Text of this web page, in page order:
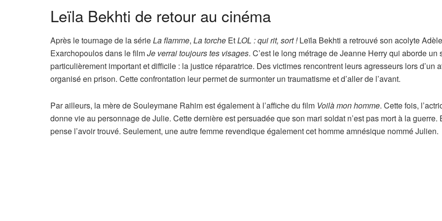
Leïla Bekhti de retour au cinéma
Après le tournage de la sérieLa flamme, La torche EtLOL : qui rit, sort !Leïla Bekhti a retrouvé son acolyte Adèle
Exarchopoulos dans le filmJe verrai toujours tes visages. C’est le long métrage de Jeanne Herry qui aborde un
particulièrement important et difficile : la justice réparatrice. Des victimes rencontrent leurs agresseurs lors d’un
organisé en prison. Cette confrontation leur permet de surmonter un traumatisme et d’aller de l’avant.
Par ailleurs, la mère de Souleymane Rahim est également à l’affiche du film Voilà mon homme. Cette fois,
donne vie au personnage de Julie. Cette dernière est persuadée que son mari soldat n’est pas mort à la guerre.
pense l’avoir trouvé. Seulement, une autre femme revendique également cet homme amnésique nommé Julien.